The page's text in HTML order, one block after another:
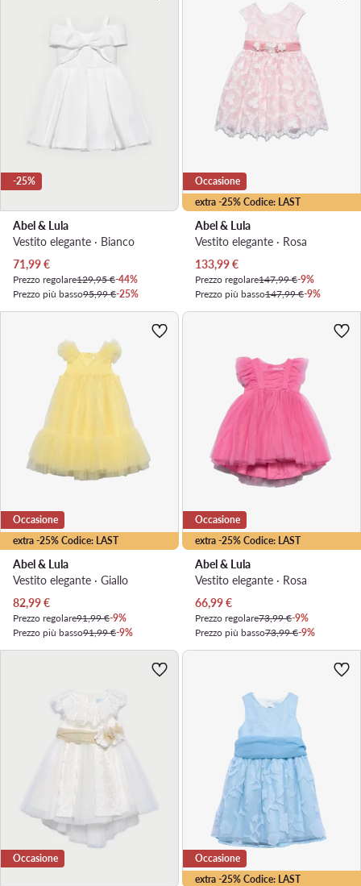
-25%
Abel & Lula
Vestito elegante · Bianco
Prezzo attuale
71,99€
Prezzo regolare129,95 €-44%
Prezzo più basso95,99 €-25%
extra -25% Codice: LAST
Occasione
Abel & Lula
Vestito elegante · Rosa
Prezzo attuale
133,99€
Prezzo regolare147,99 €-9%
Prezzo più basso147,99 €-9%
extra -25% Codice: LAST
Occasione
Abel & Lula
Vestito elegante · Giallo
Prezzo attuale
82,99€
Prezzo regolare91,99 €-9%
Prezzo più basso91,99 €-9%
extra -25% Codice: LAST
Occasione
Abel & Lula
Vestito elegante · Rosa
Prezzo attuale
66,99€
Prezzo regolare73,99 €-9%
Prezzo più basso73,99 €-9%
Occasione
extra -25% Codice: LAST
Occasione